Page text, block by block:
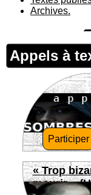
Archives.
Appels à
Participer
« Trop
mourir »